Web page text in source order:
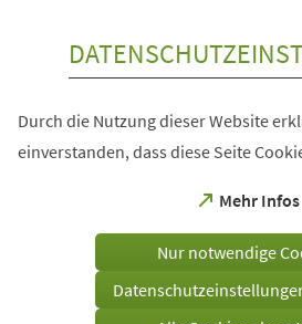
Durch die Nutzung dieser Website
einverstanden, dass diese Seite
Mehr Infos
(Öffnet
einem
Tab)
Nur notwendige